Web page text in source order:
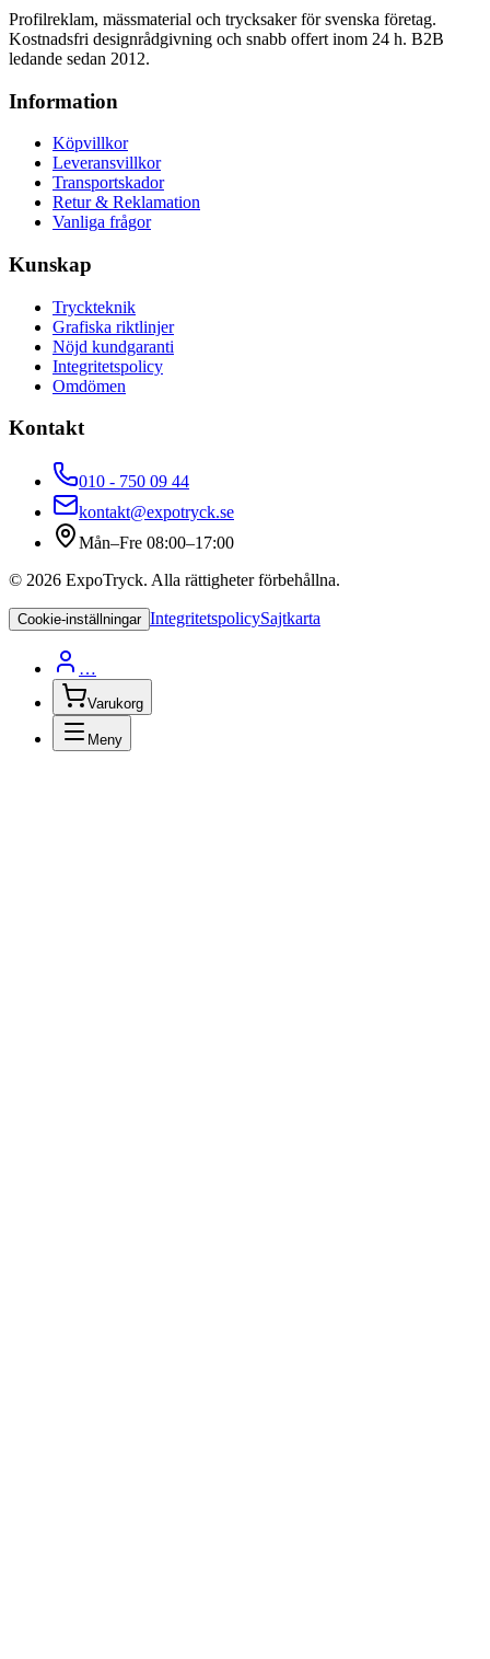
Profilreklam, mässmaterial och trycksaker för svenska företag.
Kostnadsfri designrådgivning och snabb offert inom 24 h. B2B
ledande sedan 2012.
Information
Köpvillkor
Leveransvillkor
Transportskador
Retur & Reklamation
Vanliga frågor
Kunskap
Tryckteknik
Grafiska riktlinjer
Nöjd kundgaranti
Integritetspolicy
Omdömen
Kontakt
010 - 750 09 44
kontakt@expotryck.se
Mån–Fre 08:00–17:00
© 2026 ExpoTryck. Alla rättigheter förbehållna.
Cookie-inställningar IntegritetspolicySajtkarta
…
Varukorg
Meny